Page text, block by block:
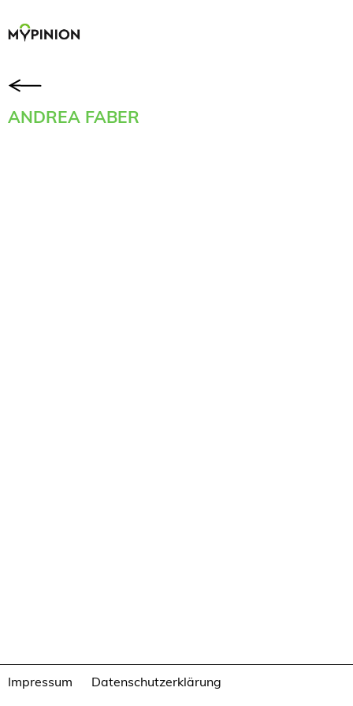
ANDREA FABER
Impressum Datenschutzerklärung